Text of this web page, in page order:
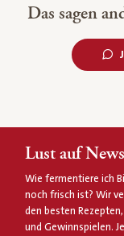
Das sagen
Lust auf
Wie fermentiere ich
noch frisch ist? Wir
den besten
und Gewinnspielen.